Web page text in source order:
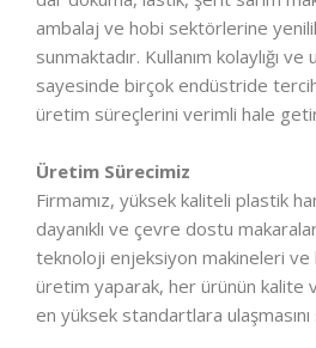
ambalaj ve hobi sektörlerine
sunmaktadır. Kullanım kolaylığı ve
sayesinde birçok endüstride
üretim süreçlerini verimli hale
Üretim Sürecimiz
Firmamız, yüksek kaliteli plastik
dayanıklı ve çevre dostu
teknoloji enjeksiyon makineleri ve
üretim yaparak, her ürünün kalite
en yüksek standartlara ulaşmasını